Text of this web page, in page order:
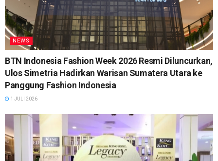
NEWS
BTN Indonesia Fashion Week 2026 Resmi Diluncurkan,
Ulos Simetria Hadirkan Warisan Sumatera Utara ke
Panggung Fashion Indonesia
1 JULI 2026